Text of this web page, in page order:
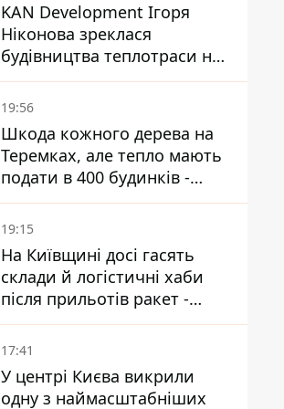
KAN Development Ігоря
Ніконова зреклася
будівництва теплотраси на
Теремках
19:56
Шкода кожного дерева на
Теремках, але тепло мають
подати в 400 будинків -
депутатка Київради
19:15
На Київщині досі гасять
склади й логістичні хаби
після прильотів ракет -
ДСНС
17:41
У центрі Києва викрили
одну з наймасштабніших